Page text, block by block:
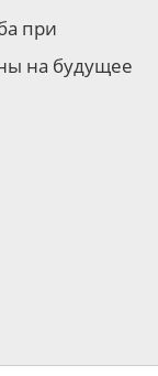
при
на будущее